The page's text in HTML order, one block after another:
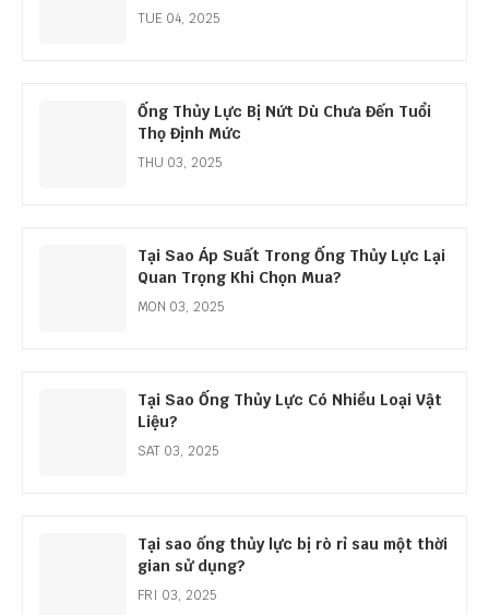
TUE 04, 2025
Ống Thủy Lực Bị Nứt Dù Chưa Đến Tuổi
Thọ Định Mức
THU 03, 2025
Tại Sao Áp Suất Trong Ống Thủy Lực Lại
Quan Trọng Khi Chọn Mua?
MON 03, 2025
Tại Sao Ống Thủy Lực Có Nhiều Loại Vật
Liệu?
SAT 03, 2025
Tại sao ống thủy lực bị rò rỉ sau một thời
gian sử dụng?
FRI 03, 2025